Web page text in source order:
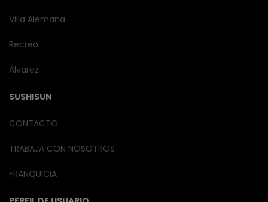
Villa Alemana
Recreo
Álvarez
SUSHISUN
CONTACTO
TRABAJA CON NOSOTROS
FRANQUICIA